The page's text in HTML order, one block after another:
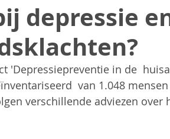
depressie
'Depressiepreventie in de
van 1.048
verschillende adviezen over